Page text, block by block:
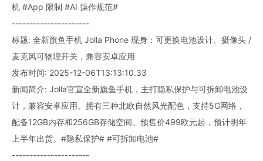
机 #App 限制 #AI 操作规范#
----------------------
标题: 全新旗鱼手机 Jolla Phone 现身：可更换电池设计、摄像头 /
麦克风可物理开关，兼容安卓应用
发布时间: 2025-12-06T13:13:10.33
新闻简介: Jolla官宣全新旗鱼手机，主打隐私保护与可拆卸电池设
计，兼容安卓应用。拥有三种北欧自然风光配色，支持5G网络，
配备12GB内存和256GB存储空间。预售价499欧元起，预计明年
上半年出货。#隐私保护# #可拆卸电池#
----------------------